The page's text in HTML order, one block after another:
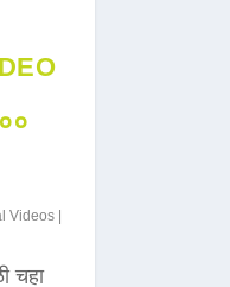
Videos|
चहा